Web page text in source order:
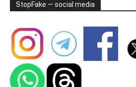
StopFake — social media